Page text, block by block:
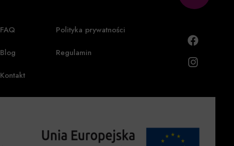
FAQ
Blog
Kontakt
Polityka prywatności
Regulamin